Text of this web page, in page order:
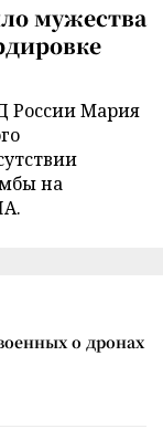
мужества
России Мария
на
о дронах